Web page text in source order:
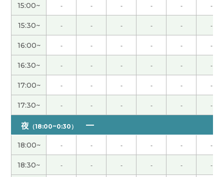
きょつ先生、今日は本当にありがとうございまし
た。事前の確認ミス、申し訳ありませんでした。同
じ目線に立っていただける先生だと思います。とて
も嬉しかったです。ゆっくりとですが進んでみま
す。またお話し聞いてください！本当にありがとう
ございました！
キョツ先生、いろいろ相談に乗ってくださりありが
とうございました！ 私コロナに罹って後遺症が続
いていました！コメントが遅れてすみません！ ま
た、カウンセリングをお願いします🙇‍♀️
谢谢
15:00~ - - - - - -
15:30~ - - - - - -
16:00~ - - - - - -
16:30~ - - - - - -
17:00~ - - - - - -
17:30~ - - - - - -
夜 （18:00~0:30）
18:00~ - - - - - -
18:30~ - - - - - -